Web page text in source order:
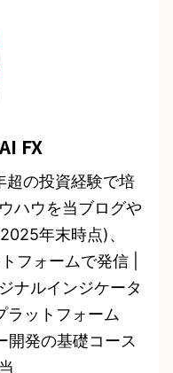
FX
超の投資経験で培
ハウを当ブログや
年末時点)、
フォームで発信 |
ナルインジケータ
ラットフォーム
開発の基礎コース